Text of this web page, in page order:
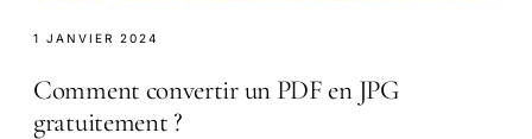
1 JANVIER 2024
Comment convertir un PDF en JPG
gratuitement ?